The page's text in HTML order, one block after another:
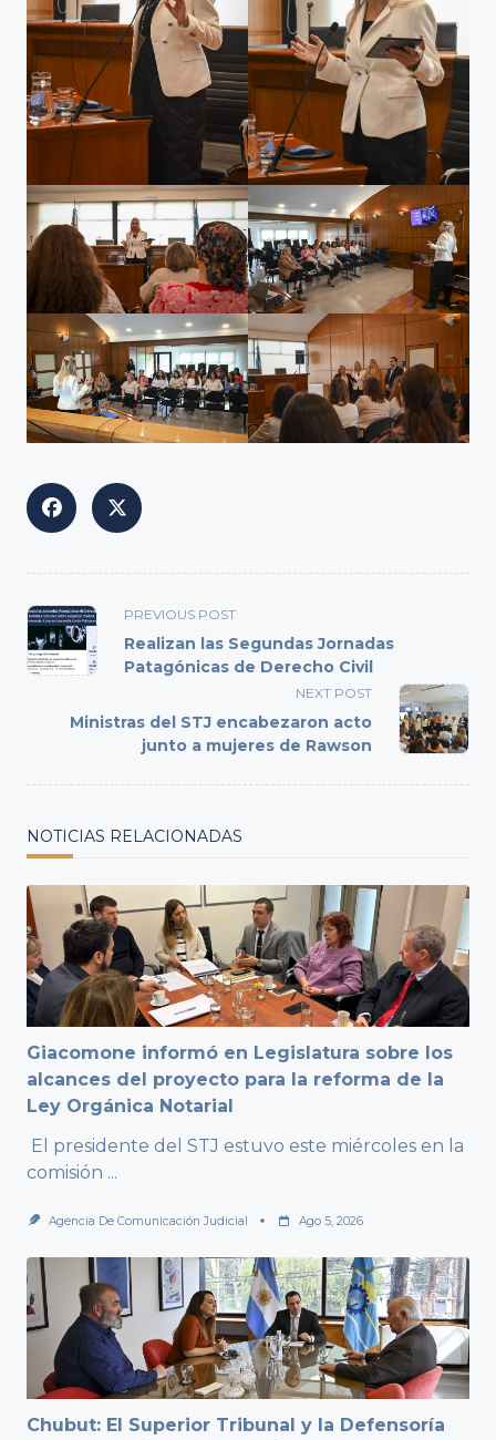
<span
class="nav-
subtitle
reader-
text">Page</span>
PREVIOUS POST
Realizan las Segundas Jornadas
Patagónicas de Derecho Civil
NEXT POST
Ministras del STJ encabezaron acto
junto a mujeres de Rawson
NOTICIAS RELACIONADAS
Giacomone informó en Legislatura sobre los
alcances del proyecto para la reforma de la
Ley Orgánica Notarial
El presidente del STJ estuvo este miércoles en la
comisión ...
Agencia De Comunicación Judicial Ago 5, 2026
Chubut: El Superior Tribunal y la Defensoría